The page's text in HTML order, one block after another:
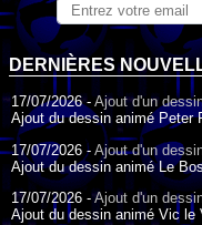
DERNIÈRES
17/07/2026 - Ajout d'un
Ajout du dessin animé Peter
17/07/2026 - Ajout d'un
Ajout du dessin animé Le
17/07/2026 -Ajout d'un
Ajout du dessin animé Vic le